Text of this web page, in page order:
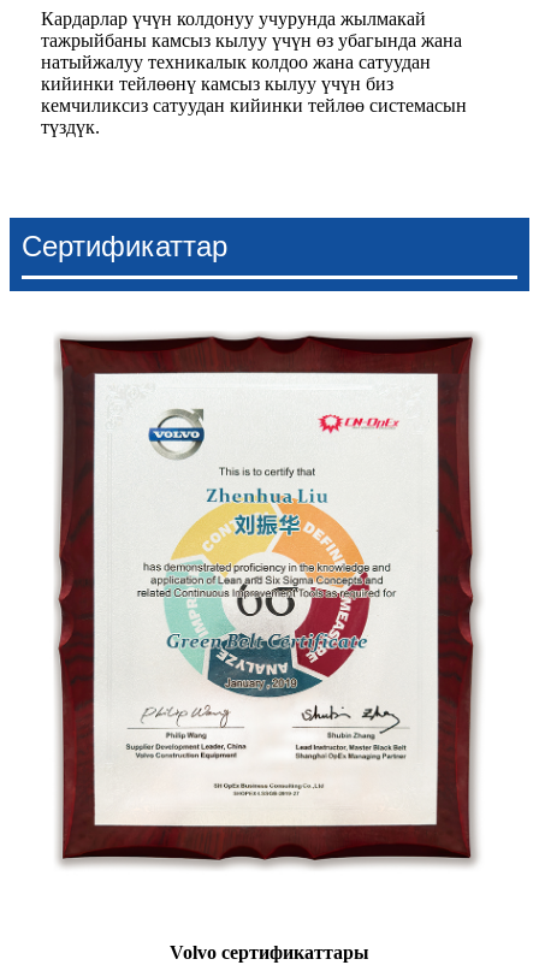
Кардарлар үчүн колдонуу учурунда жылмакай
тажрыйбаны камсыз кылуу үчүн өз убагында жана
натыйжалуу техникалык колдоо жана сатуудан
кийинки тейлөөнү камсыз кылуу үчүн биз
кемчиликсиз сатуудан кийинки тейлөө системасын
түздүк.
Сертификаттар
Volvo сертификаттары